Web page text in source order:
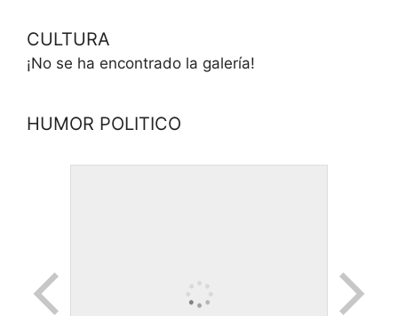
¡No se ha encontrado la galería!